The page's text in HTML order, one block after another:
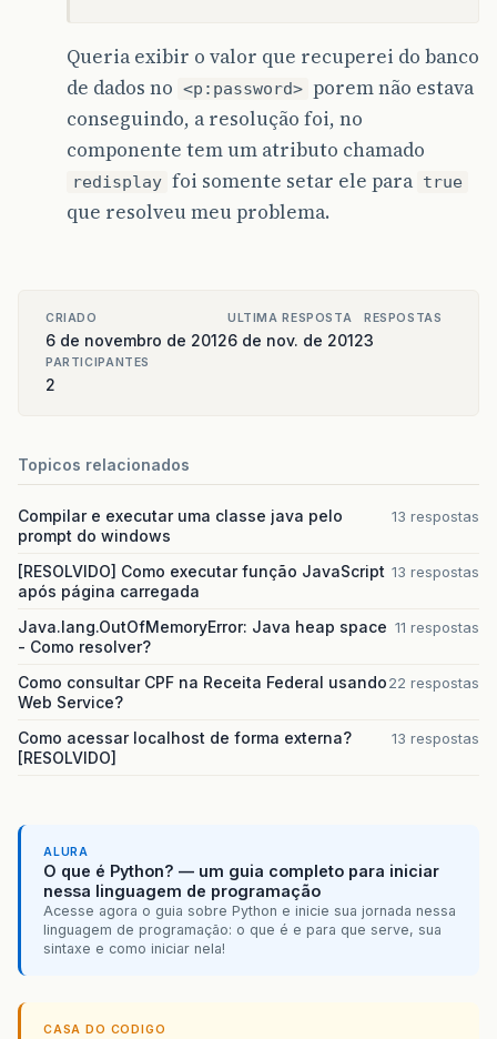
Queria exibir o valor que recuperei do banco
de dados no <p:password> porem não estava
conseguindo, a resolução foi, no
componente tem um atributo chamado
redisplay foi somente setar ele para true
que resolveu meu problema.
CRIADO
6 de novembro de 2012
ULTIMA RESPOSTA
6 de nov. de 2012
RESPOSTAS
3
PARTICIPANTES
2
Topicos relacionados
Compilar e executar uma classe java pelo
prompt do windows
13 respostas
[RESOLVIDO] Como executar função JavaScript
após página carregada
13 respostas
Java.lang.OutOfMemoryError: Java heap space
- Como resolver?
11 respostas
Como consultar CPF na Receita Federal usando
Web Service?
22 respostas
Como acessar localhost de forma externa?
[RESOLVIDO]
13 respostas
ALURA
O que é Python? — um guia completo para iniciar
nessa linguagem de programação
Acesse agora o guia sobre Python e inicie sua jornada nessa
linguagem de programação: o que é e para que serve, sua
sintaxe e como iniciar nela!
CASA DO CODIGO